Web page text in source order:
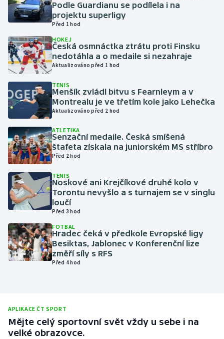
Házená
Judo
Krasobruslení
Lezení
Lyže a snowboard
Moderní pětiboj
Motorsport
Olympijské hry
Parasport
Plavání
Rychlobruslení
Podle Guardianu se podílela i na
projektu superligy
Před 1 hod
HOKEJ
Česká osmnáctka ztrátu proti Finsku
nedotáhla a o medaile si nezahraje
Aktualizováno před 1 hod
TENIS
Menšík zvládl bitvu s Fearnleym a v
Montrealu je ve třetím kole jako Lehečka
Aktualizováno před 2 hod
ATLETIKA
Senzační medaile. Česká smíšená
štafeta získala na juniorském MS stříbro
Před 2 hod
TENIS
Noskové ani Krejčíkové druhé kolo v
Torontu nevyšlo a s turnajem se v singlu
loučí
Před 3 hod
FOTBAL
Hradec čeká v předkole Evropské ligy
Besiktas, Jablonec v Konferenční lize
změří síly s RFS
Před 4 hod
APLIKACE ČT SPORT
Mějte celý sportovní svět vždy u sebe i na
velké obrazovce.